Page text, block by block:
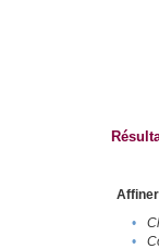
•
•